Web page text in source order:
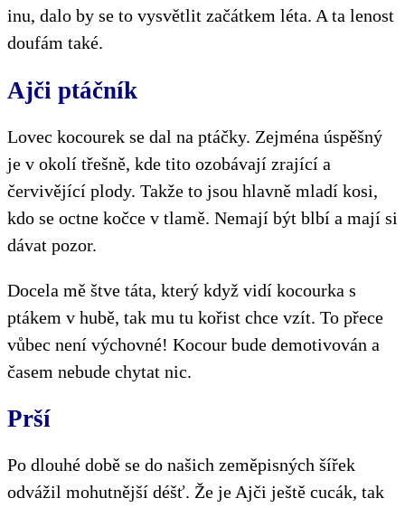
inu, dalo by se to vysvětlit začátkem léta. A ta lenost
doufám také.
Ajči ptáčník
Lovec kocourek se dal na ptáčky. Zejména úspěšný
je v okolí třešně, kde tito ozobávají zrající a
červivějící plody. Takže to jsou hlavně mladí kosi,
kdo se octne kočce v tlamě. Nemají být blbí a mají si
dávat pozor.
Docela mě štve táta, který když vidí kocourka s
ptákem v hubě, tak mu tu kořist chce vzít. To přece
vůbec není výchovné! Kocour bude demotivován a
časem nebude chytat nic.
Prší
Po dlouhé době se do našich zeměpisných šířek
odvážil mohutnější déšť. Že je Ajči ještě cucák, tak